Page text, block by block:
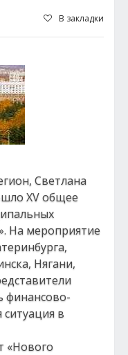
В закладки
Светлана
XV общее
На мероприятие
Нягани,
финансово-
в
«Нового